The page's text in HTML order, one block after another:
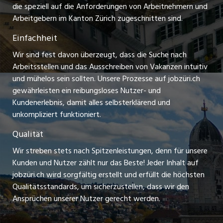
Praktikum-Jobs
Lehrstellen
Ferienjobs
Führungspositionen
Arbeitgeber
Jobline
schaffu.ch (VS)
ajourjob.ch
limmattalerzeitung.ch
radio24.ch
toxic.fm
telezüri.ch
chmedia.ch
die speziell auf die Anforderungen von Arbeitnehmern und
Arbeitgebern im Kanton Zürich zugeschnitten sind.
Einfachheit
Wir sind fest davon überzeugt, dass die Suche nach
Arbeitsstellen und das Ausschreiben von Vakanzen intuitiv
und mühelos sein sollten. Unsere Prozesse auf jobzüri.ch
gewährleisten ein reibungsloses Nutzer- und
Kundenerlebnis, damit alles selbsterklärend und
unkompliziert funktioniert.
Qualität
Wir streben stets nach Spitzenleistungen, denn für unsere
Kunden und Nutzer zählt nur das Beste! Jeder Inhalt auf
jobzüri.ch wird sorgfältig erstellt und erfüllt die höchsten
Qualitätsstandards, um sicherzustellen, dass wir den
Ansprüchen unserer Nutzer gerecht werden.